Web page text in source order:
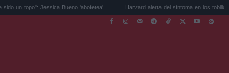
Bueno 'abofetea' ... Harvard alerta del síntoma en los tobillos por el ...